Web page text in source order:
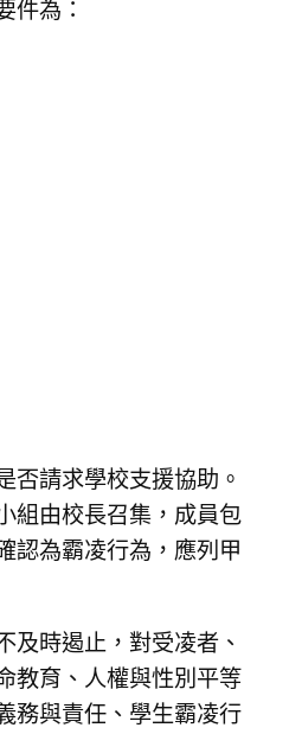
件為：
否請求學校支援協助。
組由校長召集，成員包
認為霸凌行為，應列甲
及時遏止，對受凌者、
教育、人權與性別平等
務與責任、學生霸凌行